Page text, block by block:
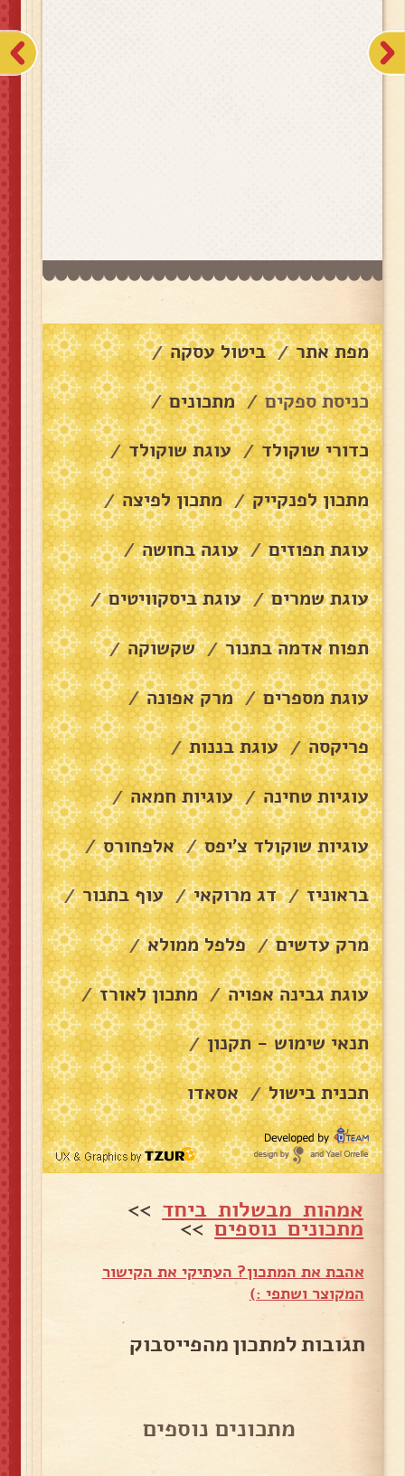
מפת אתר / ביטול עסקה /
כניסת ספקים / מתכונים /
כדורי שוקולד / עוגת שוקולד /
מתכון לפנקייק / מתכון לפיצה /
עוגת תפוזים / עוגה בחושה /
עוגת שמרים / עוגת ביסקוויטים /
תפוח אדמה בתנור / שקשוקה /
עוגת מספרים / מרק אפונה /
פריקסה / עוגת בננות /
עוגיות טחינה / עוגיות חמאה /
עוגיות שוקולד צ׳יפס / אלפחורס /
בראוניז / דג מרוקאי / עוף בתנור /
מרק עדשים / פלפל ממולא /
עוגת גבינה אפויה / מתכון לאורז /
תנאי שימוש - תקנון /
תכנית בישול / אסאדו
אמהות מבשלות ביחד>>
מתכונים נוספים>>
אהבת את המתכון? העתיקי את הקישור
המקוצר ושתפי :)
תגובות למתכון מהפייסבוק
מתכונים נוספים